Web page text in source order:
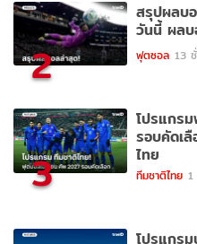
2
สรุปผลบ
วันนี้ ผลบ
ฟุตซอล 13
3
โปรแกร
รอบคัดเ
ไทย
ทีมชาติไทย 1
โปรแกร